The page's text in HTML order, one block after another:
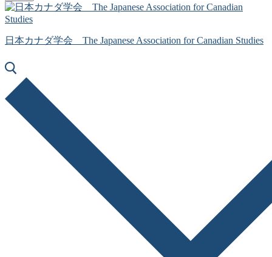
日本カナダ学会 The Japanese Association for Canadian Studies